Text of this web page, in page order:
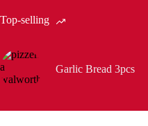
Top-selling
Garlic Bread 3pcs